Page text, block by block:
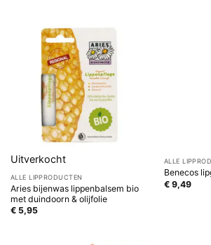
Uitverkocht
ALLE LIPPRODUCTEN
Aries bijenwas lippenbalsem bio
met duindoorn & olijfolie
€5,95
ALLE
Benecos
€9,49